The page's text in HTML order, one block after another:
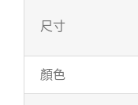
尺寸
顏色